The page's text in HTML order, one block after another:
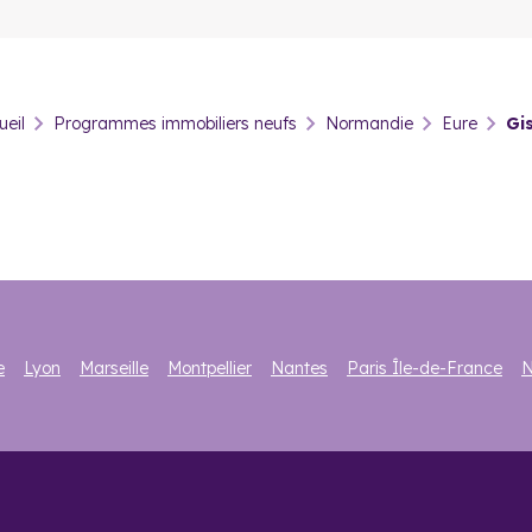
et des opportunités d’investissements variés. Les maisons,
d’habitants de la ville ?
Programmes immobiliers neufs Normandie Eure
Lyon Marseille Montpellier Nantes Paris Île-de-France